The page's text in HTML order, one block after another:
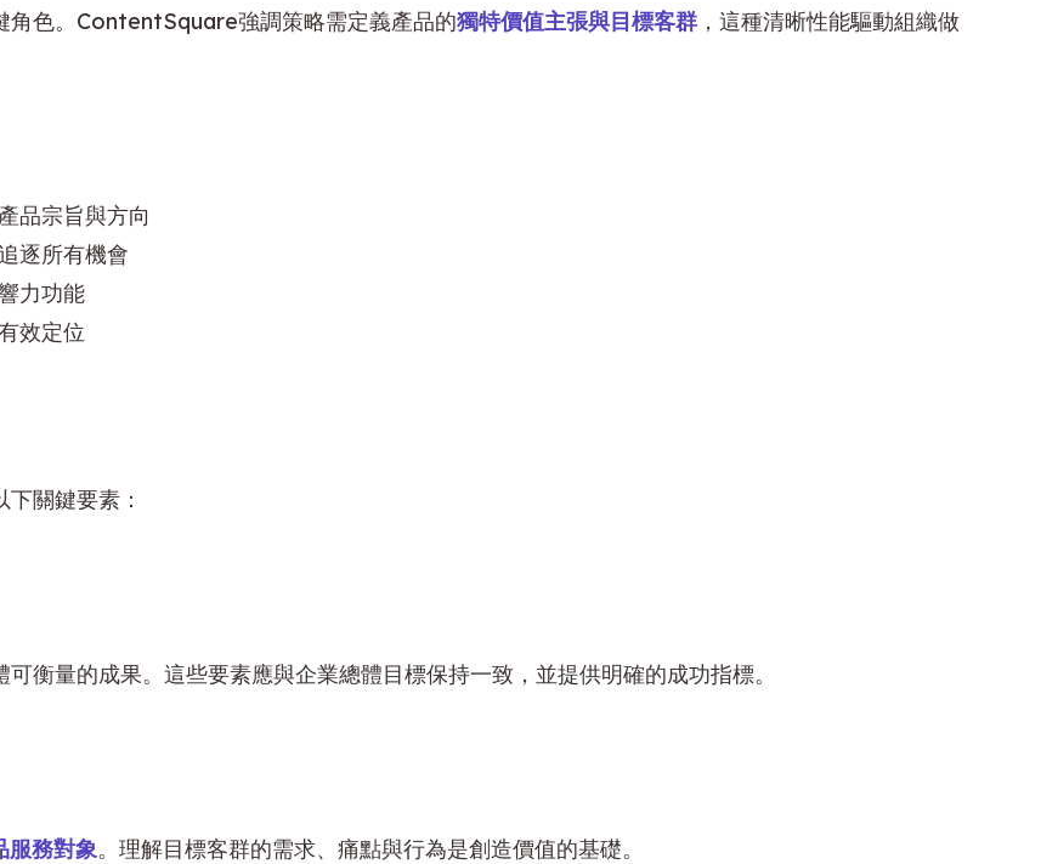
角色。ContentSquare強調策略需定義產品的獨特價值主張與目標客群 ，這種清晰性能驅動組織做
品宗旨與方向
逐所有機會
力功能
效定位
關鍵要素：
可衡量的成果。這些要素應與企業總體目標保持一致，並提供明確的成功指標。
服務對象。理解目標客群的需求、痛點與行為是創造價值的基礎。